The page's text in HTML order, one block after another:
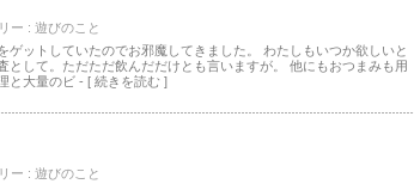
ー : 遊びのこと
ゲットしていたのでお邪魔してきました。 わたしもいつか欲しいと
として。ただただ飲んだだけとも言いますが。 他にもおつまみも用
と大量のビ - [ 続きを読む ]
ー : 遊びのこと